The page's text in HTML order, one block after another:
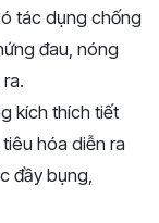
tác dụng chống
đau, nóng
kích thích tiết
hóa diễn ra
đầy bụng,